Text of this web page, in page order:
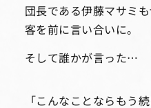
団長である伊藤マサミ
客を前に言い合いに。
そして誰かが言った…
「こんなことならもう